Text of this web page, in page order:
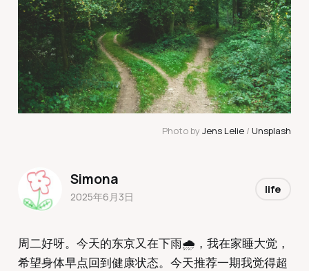
Photo by Jens Lelie / Unsplash
周二好呀。今天的东京又在下雨🌧️，我在家睡大觉，
希望身体早点回到健康状态。今天推荐一期我觉得超
Simona
2025年6月3日
life